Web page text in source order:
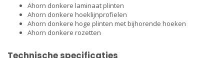
Ahorn donkere laminaat plinten
Ahorn donkere hoeklijnprofielen
Ahorn donkere hoge plinten met bijhorende hoeken
Ahorn donkere rozetten